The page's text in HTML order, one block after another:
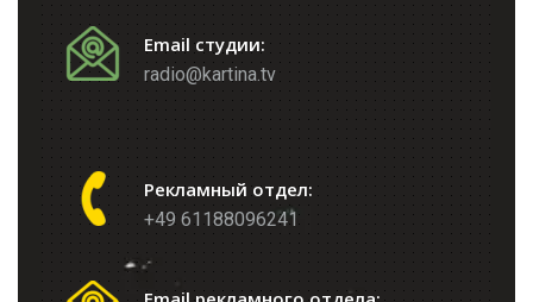
Email студии:
radio@kartina.tv
Рекламный отдел:
+49 61188096241